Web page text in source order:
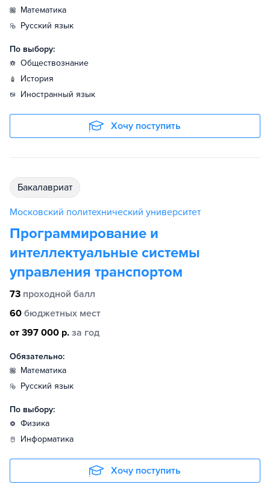
математика
русский язык
По выбору:
обществознание
история
иностранный язык
Хочу поступить
бакалавриат
Московский политехнический университет
Программирование и
интеллектуальные системы
управления транспортом
73 проходной балл
60 бюджетных мест
от 397 000 р. за год
Обязательно:
математика
русский язык
По выбору:
физика
информатика
Хочу поступить